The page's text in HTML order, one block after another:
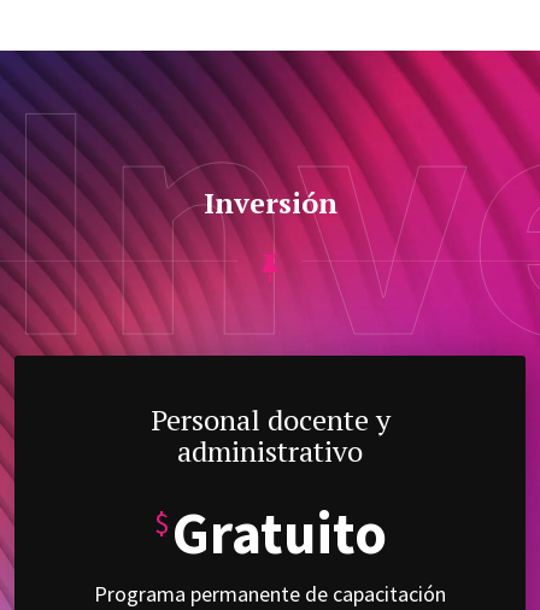
Inversión
Personal docente y
administrativo
$Gratuito
Programa permanente de capacitación